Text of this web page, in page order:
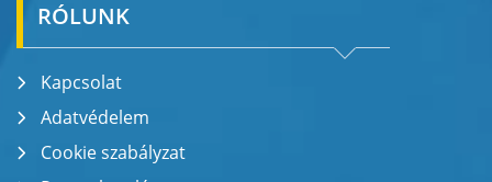
RÓLUNK
Kapcsolat
Adatvédelem
Cookie szabályzat